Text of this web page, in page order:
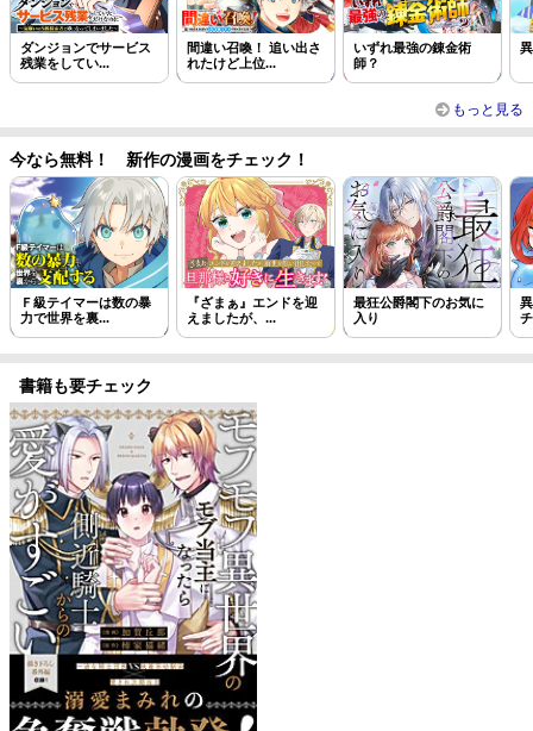
ダンジョンでサービス
残業をしてい...
間違い召喚！ 追い出さ
れたけど上位...
いずれ最強の錬金術
師？
もっと見る
今なら無料！ 新作の漫画をチェック！
Ｆ級テイマーは数の暴
力で世界を裏...
『ざまぁ』エンドを迎
えましたが、...
最狂公爵閣下のお気に
入り
書籍も要チェック